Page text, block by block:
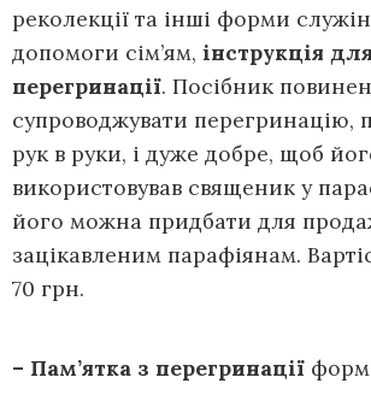
реколекції та інші форми
допомоги сім’ям, інструкція
перегринації. Посібник повинен
супроводжувати перегринацію,
рук в руки, і дуже добре, щоб
використовував священик у
його можна придбати для
зацікавленим парафіянам.
70 грн.
– Пам’ятка з перегринації